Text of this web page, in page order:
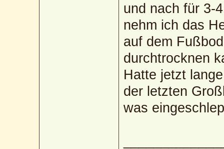
und nach für 3-
nehm ich das
auf dem
durchtrocknen
Hatte jetzt
der letzten
was